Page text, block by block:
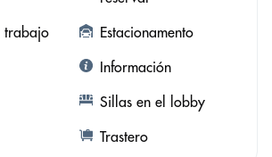
trabajo
Estacionamento
Información
Sillas en el lobby
Trastero